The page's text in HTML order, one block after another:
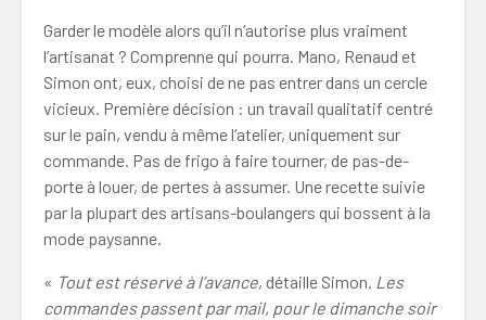
Garder le modèle alors qu’il n’autorise plus vraiment
l’artisanat ? Comprenne qui pourra. Mano, Renaud et
Simon ont, eux, choisi de ne pas entrer dans un cercle
vicieux. Première décision : un travail qualitatif centré
sur le pain, vendu à même l’atelier, uniquement sur
commande. Pas de frigo à faire tourner, de pas-de-
porte à louer, de pertes à assumer. Une recette suivie
par la plupart des artisans-boulangers qui bossent à la
mode paysanne.
« Tout est réservé à l’avance, détaille Simon. Les
commandes passent par mail, pour le dimanche soir